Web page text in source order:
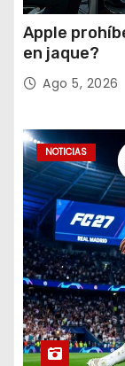
Apple
en jaque?
Ago 5, 2026
NOTICIAS